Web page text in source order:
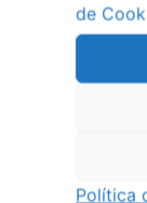
de
Política